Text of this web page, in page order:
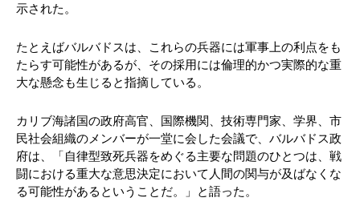
示された。
たとえばバルバドスは、これらの兵器には軍事上の利点をも
たらす可能性があるが、その採用には倫理的かつ実際的な重
大な懸念も生じると指摘している。
カリブ海諸国の政府高官、国際機関、技術専門家、学界、市
民社会組織のメンバーが一堂に会した会議で、バルバドス政
府は、「自律型致死兵器をめぐる主要な問題のひとつは、戦
闘における重大な意思決定において人間の関与が及ばなくな
る可能性があるということだ。」と語った。